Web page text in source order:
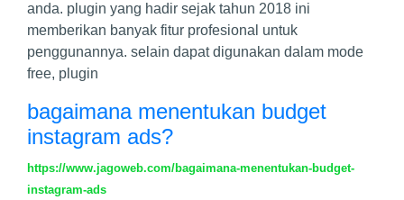
anda. plugin yang hadir sejak tahun 2018 ini
memberikan banyak fitur profesional untuk
penggunannya. selain dapat digunakan dalam mode
free, plugin
bagaimana menentukan budget
instagram ads?
https://www.jagoweb.com/bagaimana-menentukan-budget-
instagram-ads